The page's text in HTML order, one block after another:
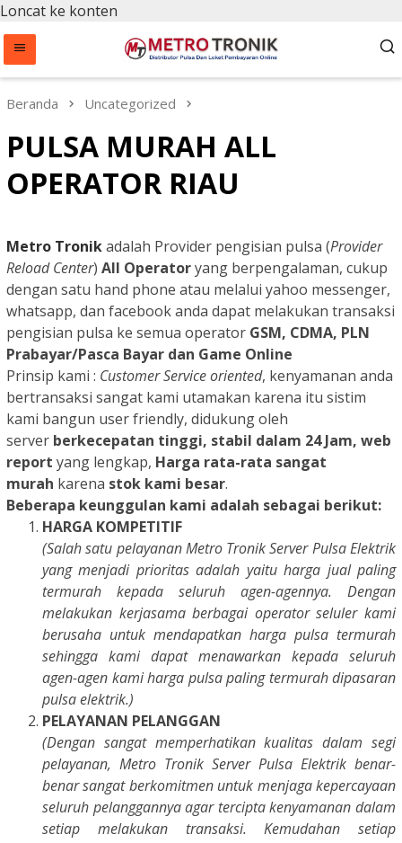
Loncat ke konten
Beranda Uncategorized
PULSA MURAH ALL
OPERATOR RIAU
Metro Tronikadalah Provider pengisian pulsa (Provider
Reload Center) All Operatoryang berpengalaman, cukup
dengan satu hand phone atau melalui yahoo messenger,
whatsapp, dan facebook anda dapat melakukan transaksi
pengisian pulsa ke semua operator GSM, CDMA, PLN
Prabayar/Pasca Bayar dan Game Online
Prinsip kami : Customer Service oriented, kenyamanan anda
bertransaksi sangat kami utamakan karena itu sistim
kami bangun user friendly, didukung oleh
server berkecepatan tinggi, stabil dalam 24 Jam, web
report yang lengkap, Harga rata-rata sangat
murah karena stok kami besar.
Beberapa keunggulan kami adalah sebagai berikut:
HARGA KOMPETITIF
(Salah satu pelayanan Metro Tronik Server Pulsa Elektrik
yang menjadi prioritas adalah yaitu harga jual paling
termurah kepada seluruh agen-agennya. Dengan
melakukan kerjasama berbagai operator seluler kami
berusaha untuk mendapatkan harga pulsa termurah
sehingga kami dapat menawarkan kepada seluruh
agen-agen kami harga pulsa paling termurah dipasaran
pulsa elektrik.)
PELAYANAN PELANGGAN
(Dengan sangat memperhatikan kualitas dalam segi
pelayanan, Metro Tronik Server Pulsa Elektrik benar-
benar sangat berkomitmen untuk menjaga kepercayaan
seluruh pelanggannya agar tercipta kenyamanan dalam
setiap melakukan transaksi. Kemudahan setiap